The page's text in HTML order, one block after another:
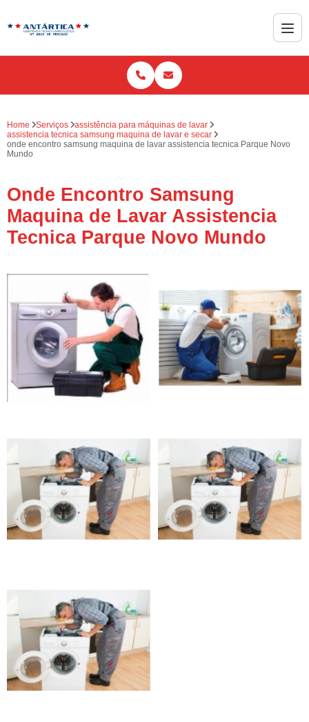
Home Serviços
assistência para máquinas de lavar
assistencia tecnica samsung maquina de lavar e secar
onde encontro samsung maquina de lavar assistencia tecnica Parque Novo
Mundo
Onde Encontro Samsung
Maquina de Lavar Assistencia
Tecnica Parque Novo Mundo